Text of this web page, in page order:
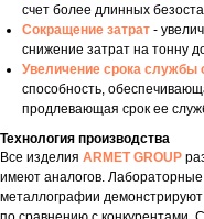
счет более длинных
Сокращение затрат -
снижение затрат на тонну
Увеличение срока службы
способность,
продлевающая срок ее
Технология производства
Все изделия ARMET GROUP
имеют аналогов.
металлографии